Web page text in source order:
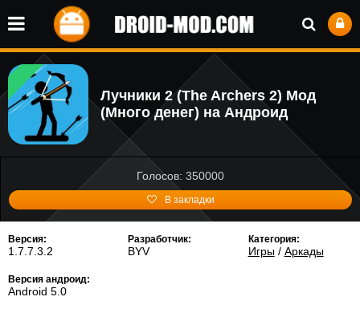
Лучники 2 (The Archers 2) Мод
(Много денег) на Андроид
Голосов: 350000
В закладки
Версия:
1.7.7.3.2
Разработчик:
BYV
Категория:
Игры/ Аркады
Версия андроид:
Android 5.0